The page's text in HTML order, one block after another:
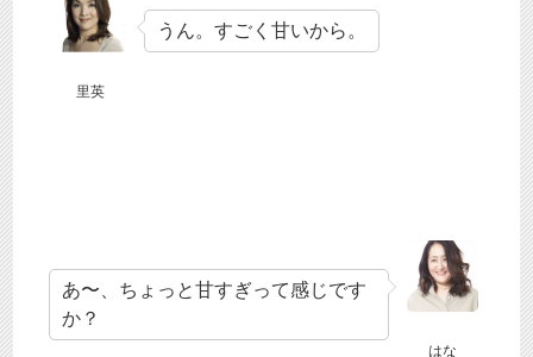
里英
うん。すごく甘いから。
はな
あ〜、ちょっと甘すぎって感じです
か？